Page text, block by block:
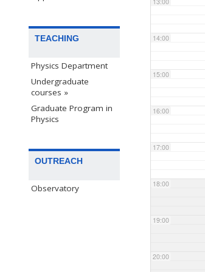
TEACHING
Physics Department
Undergraduate
courses »
Graduate Program in
Physics
OUTREACH
Observatory
14:00
15:00
16:00
17:00
18:00
19:00
20:00